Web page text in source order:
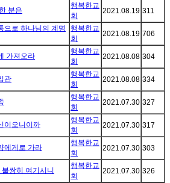
분은
행복한교
회
2021.08.19 311
으로 하나님의 계명
행복한교
회
2021.08.19 706
가져오라
행복한교
회
2021.08.08 304
관
행복한교
회
2021.08.08 334
행복한교
회
2021.07.30 327
이오니이까
행복한교
회
2021.07.30 317
에게로 가라
행복한교
회
2021.07.30 303
쌍히 여기시니
행복한교
회
2021.07.30 326